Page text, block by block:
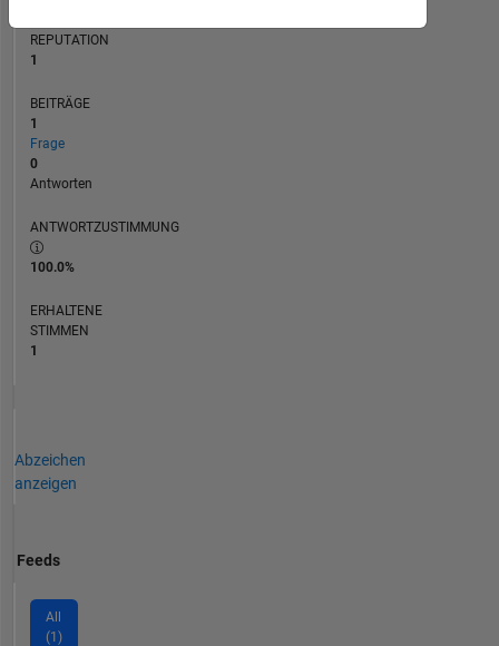
REPUTATION
1
BEITRÄGE
1
Frage
0
Antworten
ANTWORTZUSTIMMUNG
100.0%
ERHALTENE
STIMMEN
1
Abzeichen
anzeigen
Feeds
All
(1)